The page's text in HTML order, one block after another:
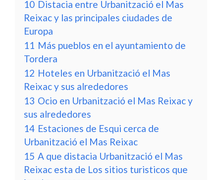
10 Distacia entre Urbanització el Mas
Reixac y las principales ciudades de
Europa
11 Más pueblos en el ayuntamiento de
Tordera
12 Hoteles en Urbanització el Mas
Reixac y sus alrededores
13 Ocio en Urbanització el Mas Reixac y
sus alrededores
14 Estaciones de Esqui cerca de
Urbanització el Mas Reixac
15 A que distacia Urbanització el Mas
Reixac esta de Los sitios turisticos que